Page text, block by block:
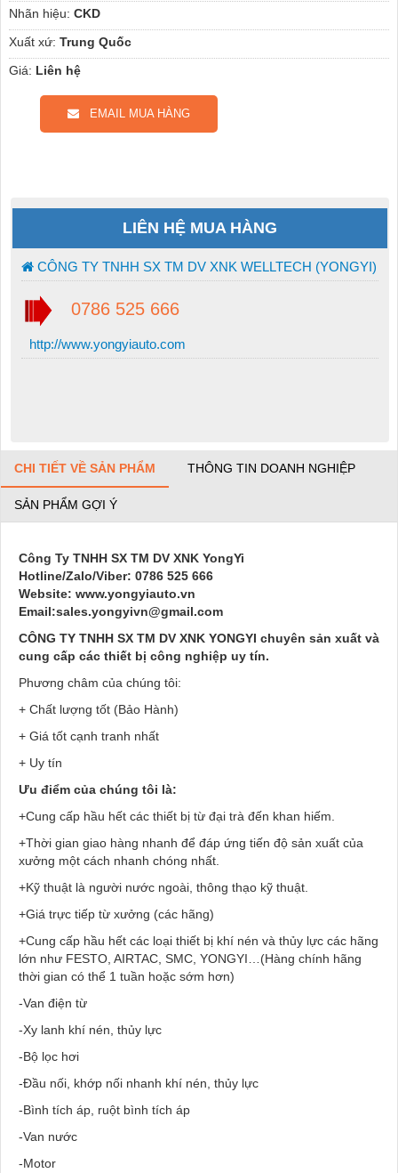
Nhãn hiệu: CKD
Xuất xứ: Trung Quốc
Giá: Liên hệ
EMAIL MUA HÀNG
LIÊN HỆ MUA HÀNG
CÔNG TY TNHH SX TM DV XNK WELLTECH (YONGYI)
0786 525 666
http://www.yongyiauto.com
CHI TIẾT VỀ SẢN PHẨM THÔNG TIN DOANH NGHIỆP
SẢN PHẨM GỢI Ý
Công Ty TNHH SX TM DV XNK YongYi
Hotline/Zalo/Viber: 0786 525 666
Website: www.yongyiauto.vn
Email:sales.yongyivn@gmail.com
CÔNG TY TNHH SX TM DV XNK YONGYI chuyên sản xuất và
cung cấp các thiết bị công nghiệp uy tín.
Phương châm của chúng tôi:
+ Chất lượng tốt (Bảo Hành)
+ Giá tốt cạnh tranh nhất
+ Uy tín
Ưu điểm của chúng tôi là:
+Cung cấp hầu hết các thiết bị từ đại trà đến khan hiếm.
+Thời gian giao hàng nhanh để đáp ứng tiến độ sản xuất của
xưởng một cách nhanh chóng nhất.
+Kỹ thuật là người nước ngoài, thông thạo kỹ thuật.
+Giá trực tiếp từ xưởng (các hãng)
+Cung cấp hầu hết các loại thiết bị khí nén và thủy lực các hãng
lớn như FESTO, AIRTAC, SMC, YONGYI…(Hàng chính hãng
thời gian có thể 1 tuần hoặc sớm hơn)
-Van điện từ
-Xy lanh khí nén, thủy lực
-Bộ lọc hơi
-Đầu nối, khớp nối nhanh khí nén, thủy lực
-Bình tích áp, ruột bình tích áp
-Van nước
-Motor